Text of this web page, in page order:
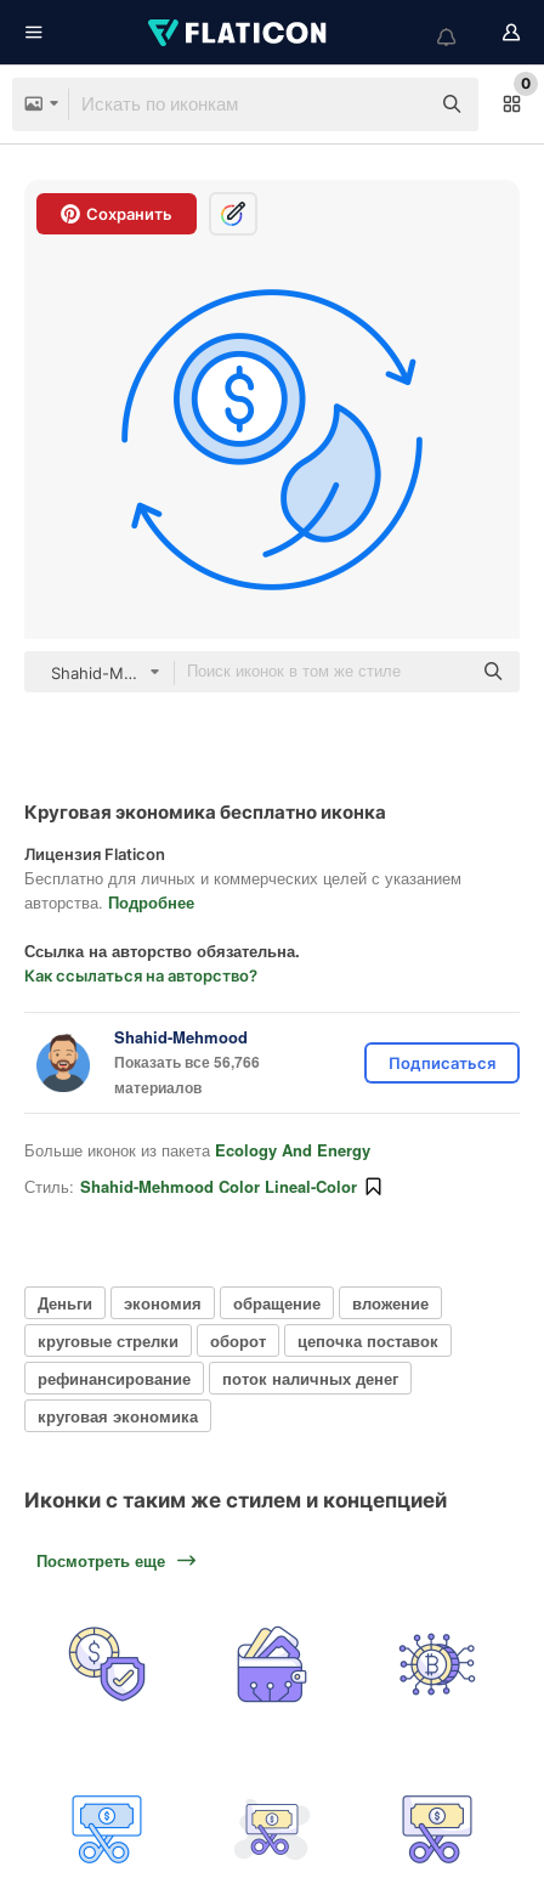
0
Сохранить
Shahid-Mehmood color lineal-color
Круговая экономика бесплатно иконка
Лицензия Flaticon
Бесплатно для личных и коммерческих целей с указанием
авторства. Подробнее
Ссылка на авторство обязательна.
Как ссылаться на авторство?
Shahid-Mehmood
Показать все 56,766
материалов
Подписаться
Больше иконок из пакета Ecology And Energy
Стиль: Shahid-Mehmood Color Lineal-Color
Деньги экономия обращение
вложение
круговые стрелки
оборот
цепочка поставок
рефинансирование
поток наличных денег
круговая экономика
Иконки с таким же стилем и концепцией
Посмотреть еще